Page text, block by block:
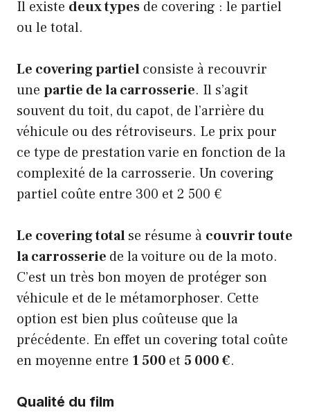
Il existe deux types de covering : le partiel
ou le total.
Le covering partielconsiste à recouvrir
une partie de la carrosserie. Il s’agit
souvent du toit, du capot, de l’arrière du
véhicule ou des rétroviseurs. Le prix pour
ce type de prestation varie en fonction de la
complexité de la carrosserie. Un covering
partiel coûte entre 300 et 2 500 €
Le covering totalse résume à couvrir toute
la carrosserie de la voiture ou de la moto.
C’est un très bon moyen de protéger son
véhicule et de le métamorphoser. Cette
option est bien plus coûteuse que la
précédente. En effet un covering total coûte
en moyenne entre 1 500 et 5 000 €.
Qualité du film